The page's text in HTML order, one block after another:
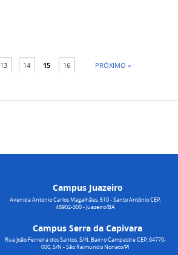
13 14 15 16 PRÓXIMO »
Campus Juazeiro
Avenida Antonio Carlos Magalhães, 510 - Santo Antônio CEP:
48902-300 - Juazeiro/BA
Campus Serra da Capivara
Rua João Ferreira dos Santos, S/N, Bairro Campestre CEP: 64770-
000, S/N - São Raimundo Nonato/PI